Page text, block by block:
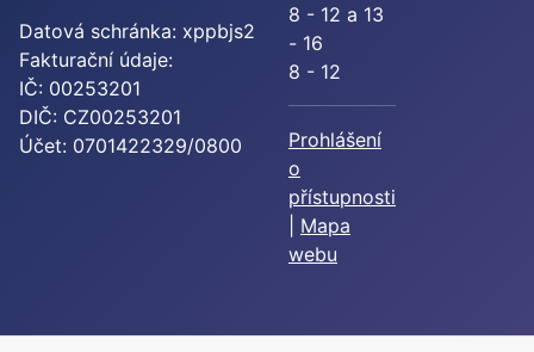
Datová schránka: xppbjs2
Fakturační údaje:
IČ: 00253201
DIČ: CZ00253201
Účet: 0701422329/0800
8 - 12 a 13
- 16
8 - 12
Prohlášení
o
přístupnosti
Mapa
webu